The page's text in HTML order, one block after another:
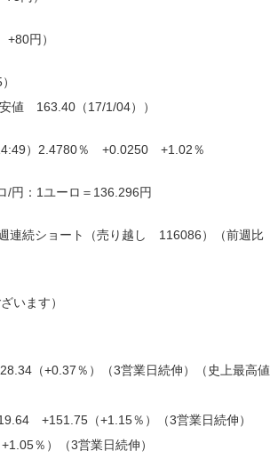
円）
値 163.40（17/1/04））
）2.4780％ +0.0250 +1.02％
：1ユーロ＝136.296円
続ショート（売り越し 116086）（前週比
います）
（+0.37％）（3営業日続伸）（史上最高値
+151.75（+1.15％）（3営業日続伸）
％）（3営業日続伸）